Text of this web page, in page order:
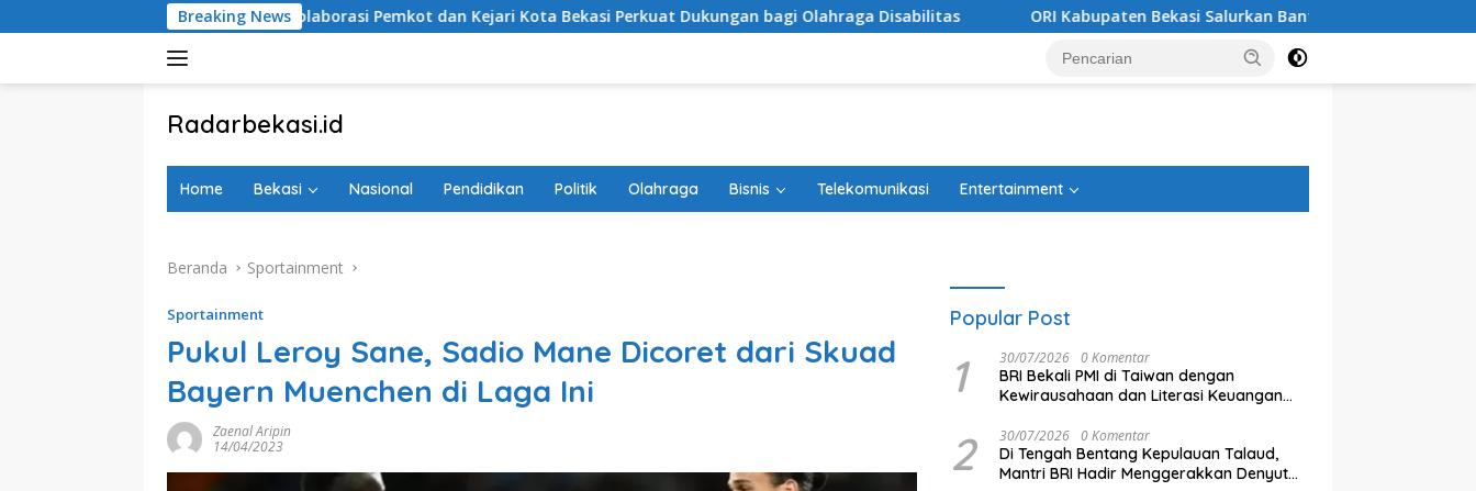
ke
Breaking News
Kolaborasi Pemkot dan Kejari Kota Bekasi Perkuat Dukungan bagi Olahraga Disabilitas ORI Kabupaten Bekasi Salurkan Bantuan Air Bersih, Minta Pemkab Lebih Peka
Radarbekasi.id
Bekasi
Home Bekasi Nasional Pendidikan Politik Olahraga Bisnis Telekomunikasi Entertainment
Beranda Sportainment
Sportainment
Pukul Leroy Sane, Sadio Mane Dicoret dari Skuad
Bayern Muenchen di Laga Ini
Zaenal Aripin
14/04/2023
Popular Post
1 30/07/2026 0 Komentar
BRI Bekali PMI di Taiwan dengan
Kewirausahaan dan Literasi Keuangan
2 30/07/2026 0 Komentar
Di Tengah Bentang Kepulauan Talaud,
Mantri BRI Hadir Menggerakkan Denyut